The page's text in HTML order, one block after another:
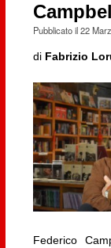
Pubblicato il22
di Fabrizio
Federico